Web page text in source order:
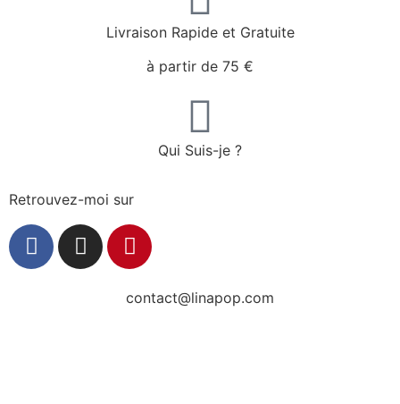
Livraison Rapide et Gratuite
à partir de 75 €
Qui Suis-je ?
Retrouvez-moi sur
contact@linapop.com